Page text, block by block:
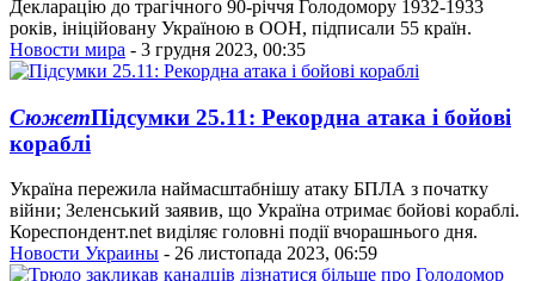
Декларацію до трагічного 90-річчя Голодомору 1932-1933
років, ініційовану Україною в ООН, підписали 55 країн.
Новости мира - 3 грудня 2023, 00:35
СюжетПідсумки 25.11: Рекордна атака і бойові
кораблі
Україна пережила наймасштабнішу атаку БПЛА з початку
війни; Зеленський заявив, що Україна отримає бойові кораблі.
Кореспондент.net виділяє головні події вчорашнього дня.
Новости Украины - 26 листопада 2023, 06:59